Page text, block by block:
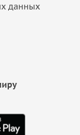
данных